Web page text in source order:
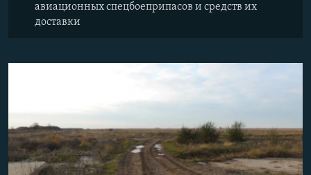
авиационных спецбоеприпасов и средств их
доставки